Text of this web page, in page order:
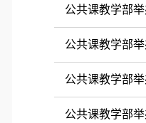
公共课教学部
公共课教学部
公共课教学部
公共课教学部